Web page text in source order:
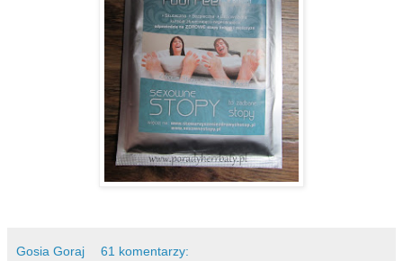
Gosia Goraj 61 komentarzy: